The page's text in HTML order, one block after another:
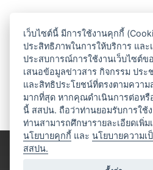
เว็บไซต์นี้ มีการใช้งานคุกกี้
ประสิทธิภาพในการให้บริการ แล
ประสบการณ์การใช้งานเว็บไซต์ข
เสนอข้อมูลข่าวสาร กิจกรรม ประ
และสิทธิประโยชน์ที่ตรงตามควา
มากที่สุด หากคุณดำเนินการต่อหรื
นี้ สสปน. ถือว่าท่านยอมรับการใช้
ท่านสามารถศึกษารายละเอียดเพิ่ม
นโยบายคุกกี้ และนโยบายความเ
สสปน.